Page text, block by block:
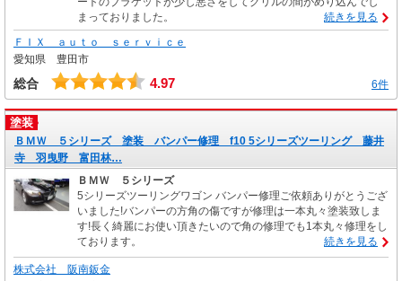
まっておりました。
続きを見る
ＦＩＸ ａｕｔｏ ｓｅｒｖｉｃｅ
愛知県 豊田市
総合 4.97 6件
塗装
ＢＭＷ ５シリーズ 塗装 バンパー修理 f10 5シリーズツーリング 藤井
寺 羽曳野 富田林…
ＢＭＷ ５シリーズ
5シリーズツーリングワゴン バンパー修理ご依頼ありがとうござ
いました!バンパーの方角の傷ですが修理は一本丸々塗装致しま
す!長く綺麗にお使い頂きたいので角の修理でも1本丸々修理をし
ております。
続きを見る
株式会社 阪南鈑金